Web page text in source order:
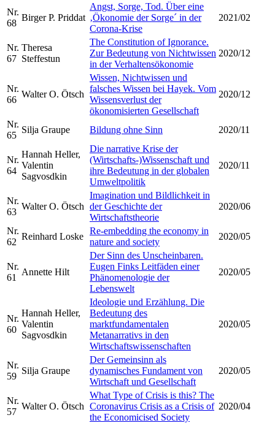
Nr.
68
Birger P. Priddat
Angst, Sorge, Tod. Über eine
‚Ökonomie der Sorge´ in der
Corona-Krise
2021/02
Nr.
67
Theresa
Steffestun
The Constitution of Ignorance.
Zur Bedeutung von Nichtwissen
in der Verhaltensökonomie
2020/12
Nr.
66
Walter O. Ötsch
Wissen, Nichtwissen und
falsches Wissen bei Hayek. Vom
Wissensverlust der
ökonomisierten Gesellschaft
2020/12
Nr.
65
Silja Graupe Bildung ohne Sinn 2020/11
Nr.
64
Hannah Heller,
Valentin
Sagvosdkin
Die narrative Krise der
(Wirtschafts-)Wissenschaft und
ihre Bedeutung in der globalen
Umweltpolitik
2020/11
Nr.
63
Walter O. Ötsch
Imagination und Bildlichkeit in
der Geschichte der
Wirtschaftstheorie
2020/06
Nr.
62
Reinhard Loske
Re-embedding the economy in
nature and society
2020/05
Nr.
61
Annette Hilt
Der Sinn des Unscheinbaren.
Eugen Finks Leitfäden einer
Phänomenologie der
Lebenswelt
2020/05
Nr.
60
Hannah Heller,
Valentin
Sagvosdkin
Ideologie und Erzählung. Die
Bedeutung des
marktfundamentalen
Metanarrativs in den
Wirtschaftswissenschaften
2020/05
Nr.
59
Silja Graupe
Der Gemeinsinn als
dynamisches Fundament von
Wirtschaft und Gesellschaft
2020/05
Nr.
57
Walter O. Ötsch
What Type of Crisis is this? The
Coronavirus Crisis as a Crisis of
the Economicised Society
2020/04